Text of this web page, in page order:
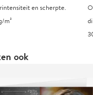
en scherpte.
m²
ook